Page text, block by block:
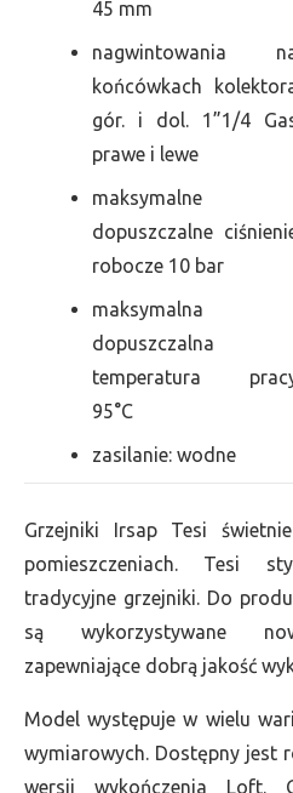
45 mm
nagwintowania
końcówkach
gór. i dol. 1”1/4
prawe i lewe
maksymalne
dopuszczalne
robocze 10 bar
maksymalna
dopuszczalna
temperatura
95°C
zasilanie: wodne
Grzejniki Irsap Tesi
pomieszczeniach. Tesi
tradycyjne grzejniki. Do
są wykorzystywane
zapewniające dobrą jakość
Model występuje w wielu
wymiarowych. Dostępny jest
wersji wykończenia Loft.